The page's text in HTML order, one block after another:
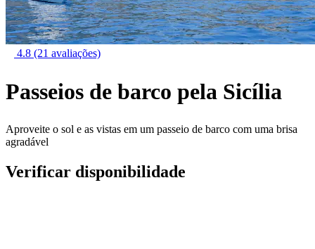
4.8 (21 avaliações)
Passeios de barco pela Sicília
Aproveite o sol e as vistas em um passeio de barco com uma brisa
agradável
Verificar disponibilidade